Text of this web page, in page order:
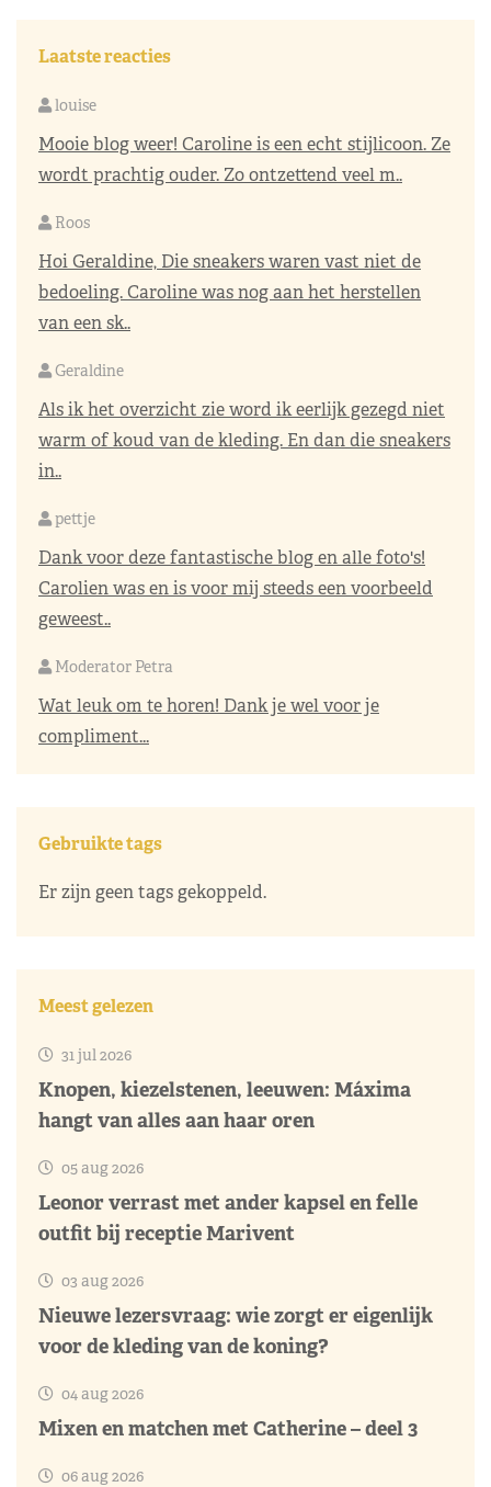
Laatste reacties
louise
Mooie blog weer! Caroline is een echt stijlicoon. Ze
wordt prachtig ouder. Zo ontzettend veel m..
Roos
Hoi Geraldine, Die sneakers waren vast niet de
bedoeling. Caroline was nog aan het herstellen
van een sk..
Geraldine
Als ik het overzicht zie word ik eerlijk gezegd niet
warm of koud van de kleding. En dan die sneakers
in..
pettje
Dank voor deze fantastische blog en alle foto's!
Carolien was en is voor mij steeds een voorbeeld
geweest..
Moderator Petra
Wat leuk om te horen! Dank je wel voor je
compliment...
Gebruikte tags
Er zijn geen tags gekoppeld.
Meest gelezen
31 jul 2026
Knopen, kiezelstenen, leeuwen: Máxima
hangt van alles aan haar oren
05 aug 2026
Leonor verrast met ander kapsel en felle
outfit bij receptie Marivent
03 aug 2026
Nieuwe lezersvraag: wie zorgt er eigenlijk
voor de kleding van de koning?
04 aug 2026
Mixen en matchen met Catherine – deel 3
06 aug 2026